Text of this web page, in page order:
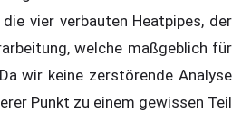
vier verbauten Heatpipes, der
welche maßgeblich für
wir keine zerstörende Analyse
Punkt zu einem gewissen Teil